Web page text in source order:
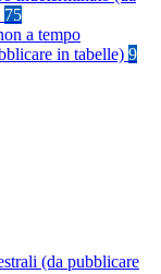
75
a tempo
in tabelle) 9
(da pubblicare